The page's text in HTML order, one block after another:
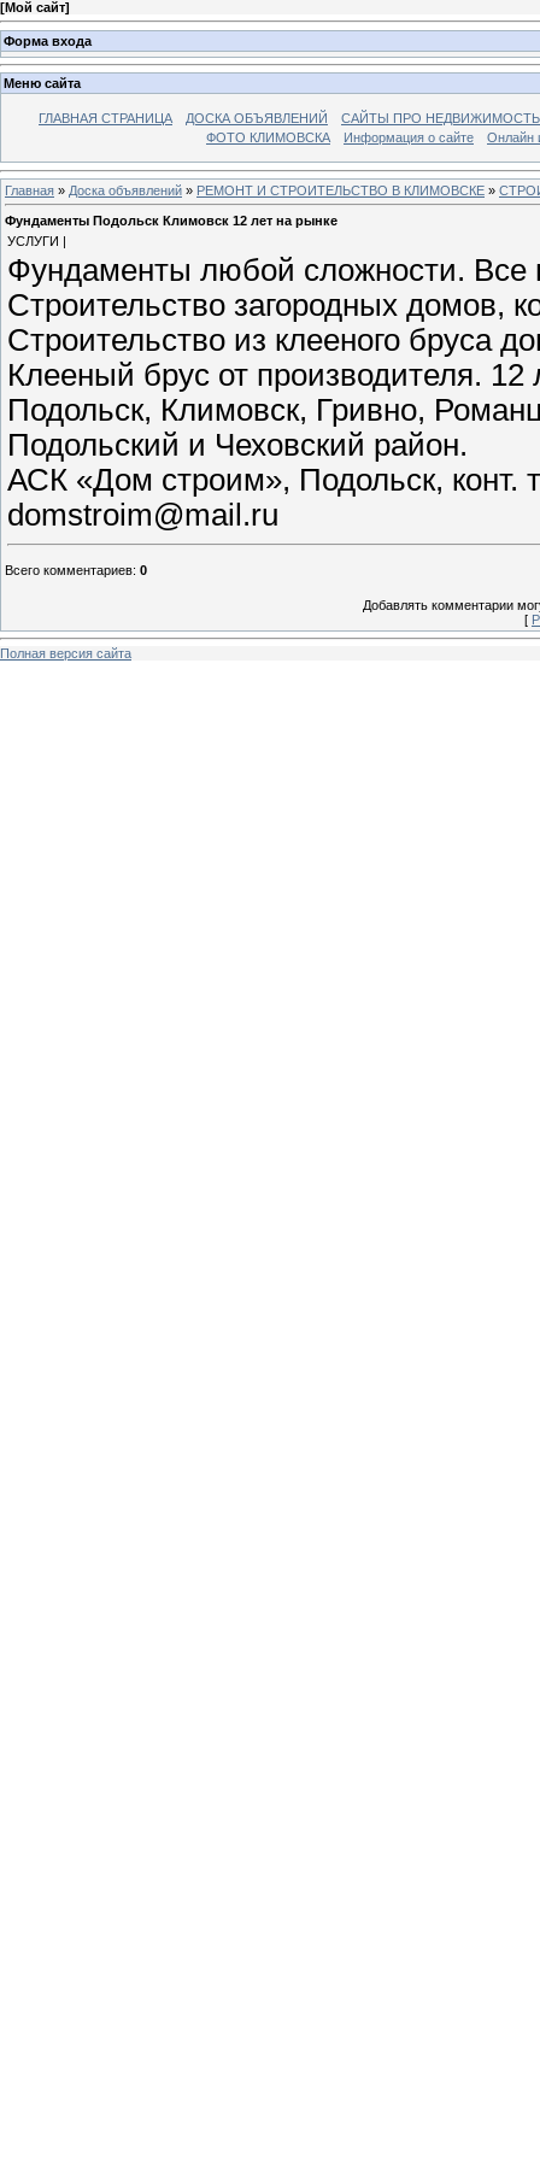
[Мой сайт]
Форма входа
Меню сайта
ГЛАВНАЯ СТРАНИЦА ДОСКА ОБЪЯВЛЕНИЙ
САЙТЫ ПРО
ФОТО КЛИМОВСКА
Информация о сайте Онлайн
Главная » Доска объявлений » РЕМОНТ И СТРОИТЕЛЬСТВО В КЛИМОВСКЕ »
Фундаменты Подольск Климовск 12 лет на рынке
УСЛУГИ |
Фундаменты любой сложности. Все
Строительство загородных домов,
Строительство из клееного бруса
Клееный брус от производителя. 12
Подольск, Климовск, Гривно,
Подольский и Чеховский район.
АСК «Дом строим», Подольск, конт.
domstroim@mail.ru
Всего комментариев: 0
Добавлять комментарии
[
Полная версия сайта